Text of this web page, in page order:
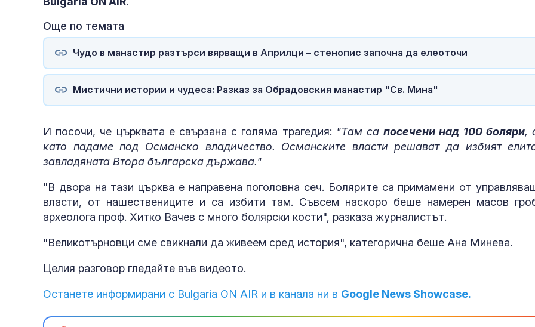
Още по темата
Чудо в манастир разтърси вярващи в Априлци – стенопис започна да елеоточи
Мистични истории и чудеса: Разказ за Обрадовския манастир "Св. Мина"
И посочи, че църквата е свързана с голяма трагедия: "Там сапосечени над 100 боляри,
като падаме под Османско владичество. Османските власти решават да избият
завладяната Втора българска държава."
"В двора на тази църква е направена поголовна сеч. Болярите са примамени от
власти, от нашествениците и са избити там. Съвсем наскоро беше намерен масов
археолога проф. Хитко Вачев с много болярски кости", разказа журналистът.
"Великотърновци сме свикнали да живеем сред история", категорична беше Ана Минева.
Целия разговор гледайте във видеото.
Останете информирани с Bulgaria ON AIR и в канала ни в Google News Showcase.
Иран и
превърнаха в